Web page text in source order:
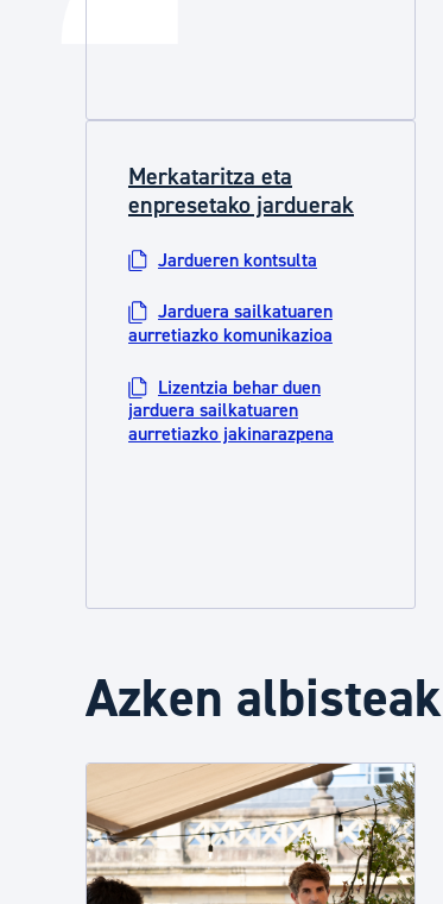
Merkataritza eta
enpresetako jarduerak
Jardueren kontsulta
Jarduera sailkatuaren
aurretiazko komunikazioa
Lizentzia behar duen
jarduera sailkatuaren
aurretiazko jakinarazpena
Azken albisteak